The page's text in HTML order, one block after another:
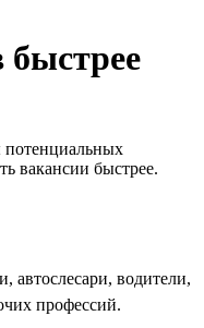
быстрее
потенциальных
вакансии быстрее.
автослесари, водители,
профессий.